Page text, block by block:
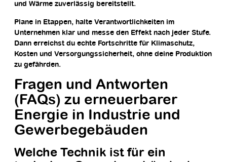
und Wärme zuverlässig bereitstellt.
Plane in Etappen, halte Verantwortlichkeiten im
Unternehmen klar und messe den Effekt nach jeder Stufe.
Dann erreichst du echte Fortschritte für Klimaschutz,
Kosten und Versorgungssicherheit, ohne deine Produktion
zu gefährden.
Fragen und Antworten
(FAQs) zu erneuerbarer
Energie in Industrie und
Gewerbegebäuden
Welche Technik ist für ein